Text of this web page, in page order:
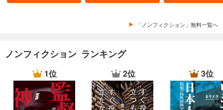
「ノンフィクション」無料一覧へ
ノンフィクション ランキング
1位 2位 3位